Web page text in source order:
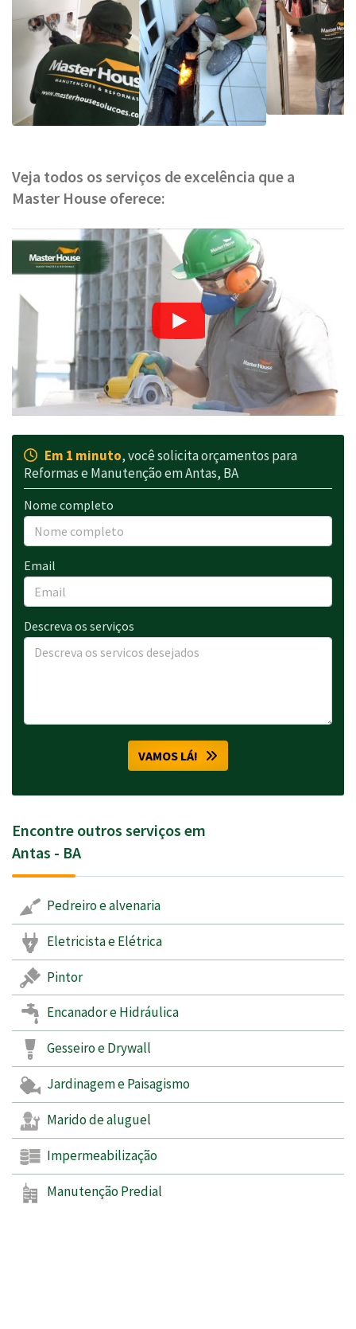
Veja todos os serviços de excelência que a
Master House oferece:
Em 1 minuto, você solicita orçamentos para
Reformas e Manutenção em Antas, BA
Nome completo
Email
Descreva os serviços
VAMOS LÁ!
Encontre outros serviços em
Antas - BA
Pedreiro e alvenaria
Eletricista e Elétrica
Pintor
Encanador e Hidráulica
Gesseiro e Drywall
Jardinagem e Paisagismo
Marido de aluguel
Impermeabilização
Manutenção Predial